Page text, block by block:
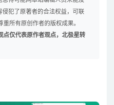
犯了原著者的合法权益，可联
所有原创作者的版权成果。
点仅代表原作者观点，北极星转